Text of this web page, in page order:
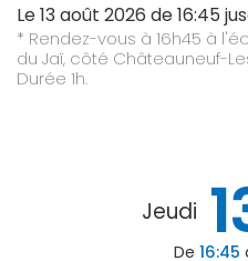
Le13 août 2026 de 16:45
* Rendez-vous à 16h45 à
du Jaï, côté Châteauneuf-
Durée 1h.
Jeudi
De 16:45